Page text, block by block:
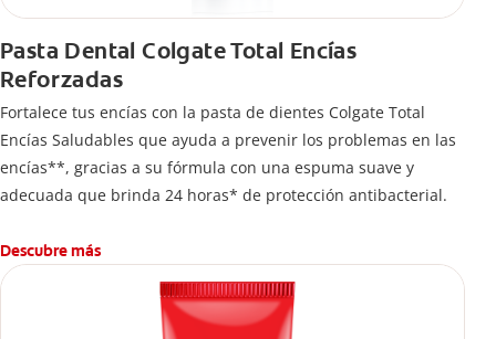
Pasta Dental Colgate Total Encías
Reforzadas
Fortalece tus encías con la pasta de dientes Colgate Total
Encías Saludables que ayuda a prevenir los problemas en las
encías**, gracias a su fórmula con una espuma suave y
adecuada que brinda 24 horas* de protección antibacterial.
Descubre más